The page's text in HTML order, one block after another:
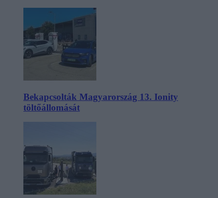
Bekapcsolták Magyarország 13. Ionity
töltőállomását